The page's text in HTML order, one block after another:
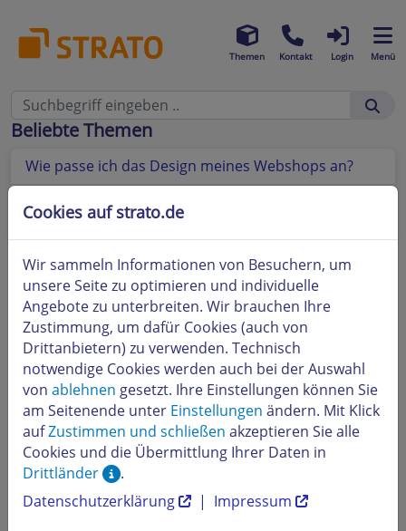
Themen Kontakt Login Menü
Beliebte Themen
Wie passe ich das Design meines Webshops an?
Produkte in den Webshop einstellen und
bearbeiten
Cookies auf strato.de
Wir sammeln Informationen von Besuchern, um
unsere Seite zu optimieren und individuelle
Angebote zu unterbreiten. Wir brauchen Ihre
Zustimmung, um dafür Cookies (auch von
Drittanbietern) zu verwenden. Technisch
notwendige Cookies werden auch bei der Auswahl
von ablehnen gesetzt. Ihre Einstellungen können Sie
am Seitenende unter Einstellungen ändern. Mit Klick
aufZustimmen und schließen akzeptieren Sie alle
Cookies und die Übermittlung Ihrer Daten in
Drittländer
.
Datenschutzerklärung
| Impressum